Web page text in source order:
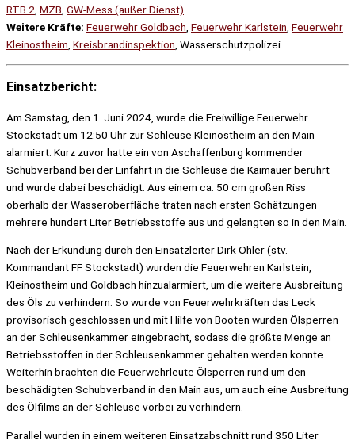
RTB 2 MZB GW-Mess (außer Dienst)
Weitere Kräfte: Feuerwehr Goldbach Feuerwehr Karlstein Feuerwehr
Kleinostheim Kreisbrandinspektion , Wasserschutzpolizei
Einsatzbericht:
Am Samstag, den 1. Juni 2024, wurde die Freiwillige Feuerwehr
Stockstadt um 12:50 Uhr zur Schleuse Kleinostheim an den Main
alarmiert. Kurz zuvor hatte ein von Aschaffenburg kommender
Schubverband bei der Einfahrt in die Schleuse die Kaimauer berührt
und wurde dabei beschädigt. Aus einem ca. 50 cm großen Riss
oberhalb der Wasseroberfläche traten nach ersten Schätzungen
mehrere hundert Liter Betriebsstoffe aus und gelangten so in den Main.
Nach der Erkundung durch den Einsatzleiter Dirk Ohler (stv.
Kommandant FF Stockstadt) wurden die Feuerwehren Karlstein,
Kleinostheim und Goldbach hinzualarmiert, um die weitere Ausbreitung
des Öls zu verhindern. So wurde von Feuerwehrkräften das Leck
provisorisch geschlossen und mit Hilfe von Booten wurden Ölsperren
an der Schleusenkammer eingebracht, sodass die größte Menge an
Betriebsstoffen in der Schleusenkammer gehalten werden konnte.
Weiterhin brachten die Feuerwehrleute Ölsperren rund um den
beschädigten Schubverband in den Main aus, um auch eine Ausbreitung
des Ölfilms an der Schleuse vorbei zu verhindern.
Parallel wurden in einem weiteren Einsatzabschnitt rund 350 Liter